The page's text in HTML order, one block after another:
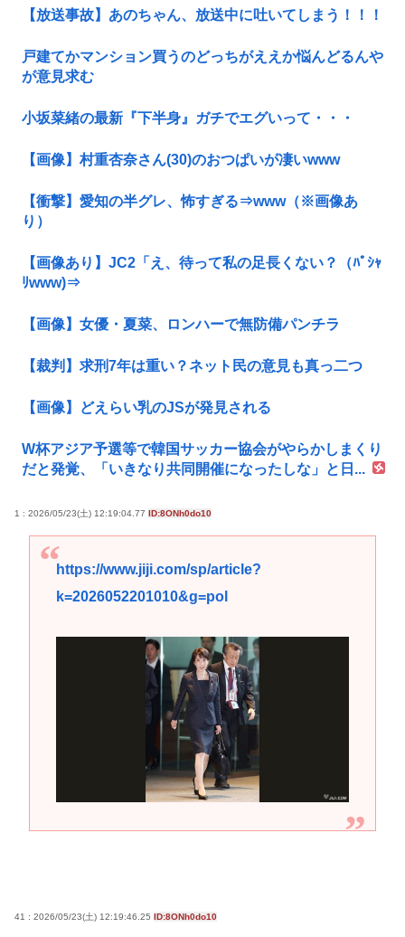
【放送事故】あのちゃん、放送中に吐いてしまう！！！
戸建てかマンション買うのどっちがええか悩んどるんや
が意見求む
小坂菜緒の最新『下半身』ガチでエグいって・・・
【画像】村重杏奈さん(30)のおつぱいが凄いwww
【衝撃】愛知の半グレ、怖すぎる⇒www（※画像あ
り）
【画像あり】JC2「え、待って私の足長くない？（ﾊﾟｼｬ
ﾘwww)⇒
【画像】女優・夏菜、ロンハーで無防備パンチラ
【裁判】求刑7年は重い？ネット民の意見も真っ二つ
【画像】どえらい乳のJSが発見される
W杯アジア予選等で韓国サッカー協会がやらかしまくり
だと発覚、「いきなり共同開催になったしな」と日...
1 : 2026/05/23(土) 12:19:04.77 ID:8ONh0do10
https://www.jiji.com/sp/article?
k=2026052201010&g=pol
41 : 2026/05/23(土) 12:19:46.25 ID:8ONh0do10